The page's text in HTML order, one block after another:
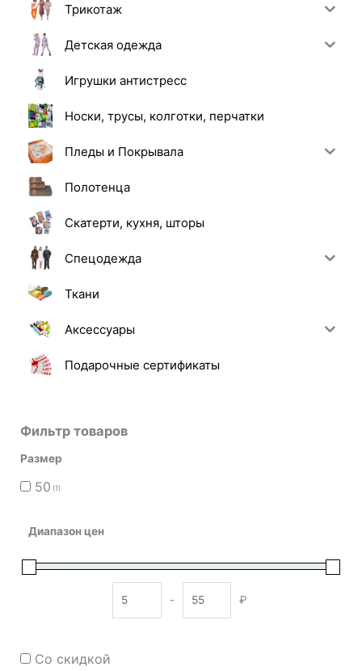
Трикотаж
Детская одежда
Игрушки антистресс
Носки, трусы, колготки, перчатки
Пледы и Покрывала
Полотенца
Скатерти, кухня, шторы
Спецодежда
Ткани
Аксессуары
Подарочные сертификаты
Фильтр товаров
Размер
50 (1)
Диапазон цен
-
₽
Со скидкой